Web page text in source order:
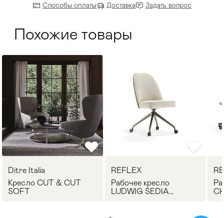
Способы оплаты Доставка Задать вопрос
Похожие товары
Ditre Italia
Кресло CUT & CUT
SOFT
REFLEX
Рабочее кресло
LUDWIG SEDIA